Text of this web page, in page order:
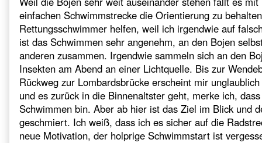
einfachen Schwimmstrecke die Orientierung zu
Rettungsschwimmer helfen, weil ich irgendwie auf
ist das Schwimmen sehr angenehm, an den Bojen
anderen zusammen. Irgendwie sammeln sich an den
Insekten am Abend an einer Lichtquelle. Bis zur
Rückweg zur Lombardsbrücke erscheint mir
und es zurück in die Binnenaltster geht, merke ich,
Schwimmen bin. Aber ab hier ist das Ziel im Blick und
geschmiert. Ich weiß, dass ich es sicher auf die
neue Motivation, der holprige Schwimmstart ist